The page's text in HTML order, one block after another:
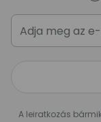
A leiratkozás